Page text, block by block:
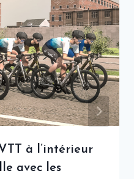
à l’intérieur
avec les